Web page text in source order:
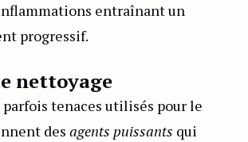
entraînant un
progressif.
nettoyage
tenaces utilisés pour le
des agents puissants qui